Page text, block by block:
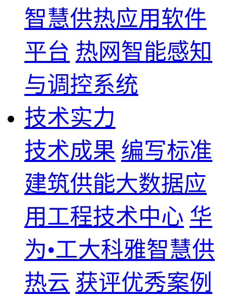
智慧供热应用软件
平台 热网智能感知
与调控系统
技术实力
技术成果 编写标准
建筑供能大数据应
用工程技术中心 华
为•工大科雅智慧供
热云 获评优秀案例